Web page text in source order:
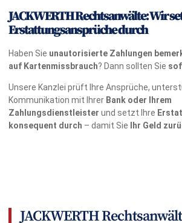
JACKWERTH Rechtsanwälte: Wir
Erstattungsansprüche durch
Haben Sie unautorisierte Zahlungen
auf Kartenmissbrauch? Dann sollten Sie
Unsere Kanzlei prüft Ihre Ansprüche,
Kommunikation mit Ihrer Bank oder Ihrem
Zahlungsdienstleister und setzt Ihre
konsequent durch – damit Sie Ihr Geld
JACKWERTH